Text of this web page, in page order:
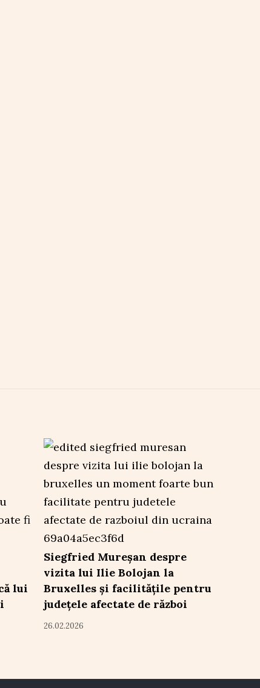
lui
Siegfried Mureșan despre
vizita lui Ilie Bolojan la
Bruxelles și facilitățile pentru
județele afectate de război
26.02.2026